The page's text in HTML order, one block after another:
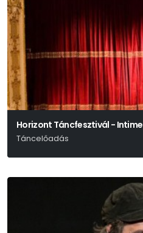
Horizont Táncfesztivál - Intime
Táncelőadás